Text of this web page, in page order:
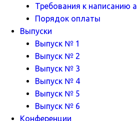
Требования к написанию
Порядок оплаты
Выпуски
Выпуск № 1
Выпуск № 2
Выпуск № 3
Выпуск № 4
Выпуск № 5
Выпуск № 6
Конференции